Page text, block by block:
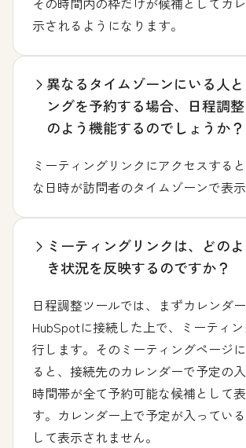
示されるようになります。
異なるタイムゾーンにいる人
ングを予約する場合、日程調
のよう機能するのでしょうか？
ミーティングリンクにアクセスする
な日時が訪問者のタイムゾーンで表示
ミーティングリンクは、どの
き状況を反映するのですか？
日程調整ツールでは、まずカレンダ
HubSpotに接続した上で、ミーティ
行します。そのミーティングページ
ると、接続先のカレンダーで予定の
時間帯が全て予約可能な候補として
す。カレンダー上で予定が入ってい
して表示されません。